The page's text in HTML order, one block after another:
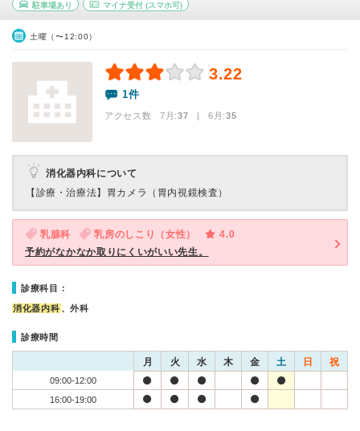
駐車場あり マイナ受付(スマホ可)
土曜（〜12:00）
3.22
1件
アクセス数 7月:37 | 6月:35
消化器内科について
【診療・治療法】 胃カメラ（胃内視鏡検査）
乳腺科 乳房のしこり（女性）
4.0
予約がなかなか取りにくいがいい先生。
診療科目：
消化器内科 、外科
診療時間
月 火 水 木 金 土 日 祝
09:00-12:00
16:00-19:00